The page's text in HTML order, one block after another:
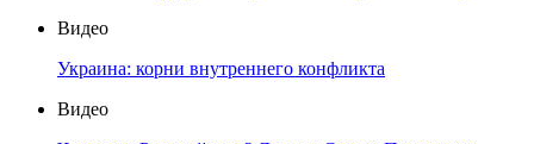
Видео
Украина: корни внутреннего конфликта
Видео